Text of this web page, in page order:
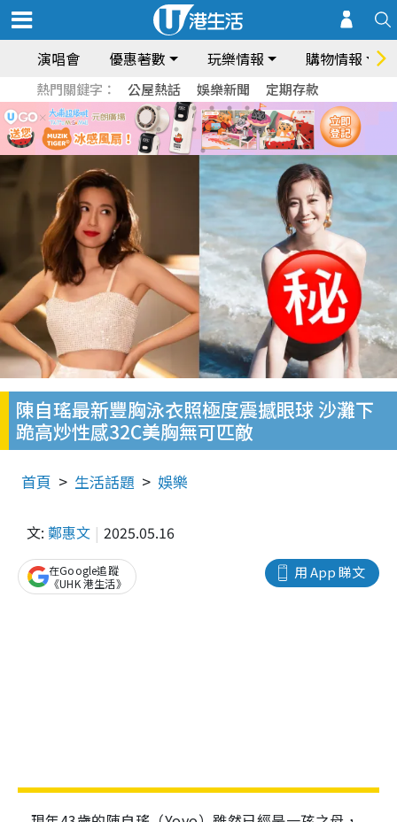
演唱會 優惠著數 玩樂情報 購物情報
熱門關鍵字： 公屋熱話 娛樂新聞 定期存款
陳自瑤最新豐胸泳衣照極度震撼眼球 沙灘下
跪高炒性感32C美胸無可匹敵
首頁 生活話題 娛樂
文: 鄭惠文 2025.05.16
用 App 睇文
在Google追蹤
《UHK 港生活》